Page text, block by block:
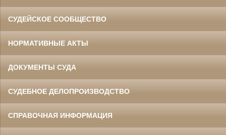
СУДЕЙСКОЕ СООБЩЕСТВО
НОРМАТИВНЫЕ АКТЫ
ДОКУМЕНТЫ СУДА
СУДЕБНОЕ ДЕЛОПРОИЗВОДСТВО
СПРАВОЧНАЯ ИНФОРМАЦИЯ